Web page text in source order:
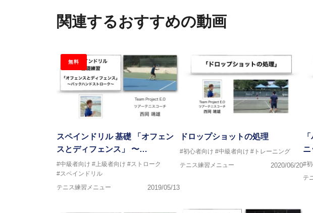
める。また、元WTAランキング2位でグランドスラム優勝者
現在は東京を拠点にツアーコーチ、及び、選手のマネージメ
O」を立ち上げ、選手と共にプロツアーを転戦している。
関連するおすすめの動画
無料
スペインドリル 基礎 「オフェン
スとディフェンス」 〜…
#中級者向け #上級者向け #ストローク
#スペインドリル
テニス練習メニュー
2019/05/13
ドロップショットの処理
#初心者向け #中級者向け #トレーニング
テニス練習メニュー
2020/06/20
ニ
#
テ